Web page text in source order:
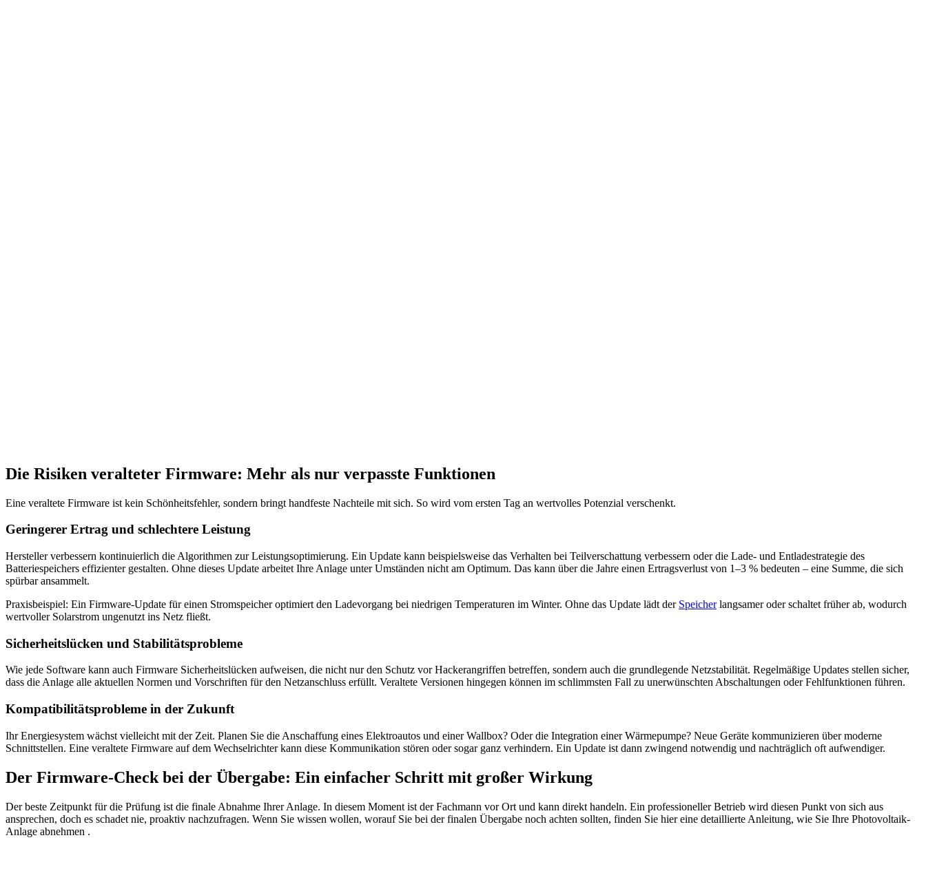
Die Risiken veralteter Firmware: Mehr als nur verpasste Funktionen
Eine veraltete Firmware ist kein Schönheitsfehler, sondern bringt handfeste Nachteile mit sich. So wird vom ersten Tag an wertvolles Potenzial verschenkt.
Geringerer Ertrag und schlechtere Leistung
Hersteller verbessern kontinuierlich die Algorithmen zur Leistungsoptimierung. Ein Update kann beispielsweise das Verhalten bei Teilverschattung verbessern oder die Lade- und Entladestrategie des
Batteriespeichers effizienter gestalten. Ohne dieses Update arbeitet Ihre Anlage unter Umständen nicht am Optimum. Das kann über die Jahre einen Ertragsverlust von 1–3 % bedeuten – eine Summe, die sich
spürbar ansammelt.
Praxisbeispiel: Ein Firmware-Update für einen Stromspeicher optimiert den Ladevorgang bei niedrigen Temperaturen im Winter. Ohne das Update lädt der Speicherlangsamer oder schaltet früher ab, wodurch
wertvoller Solarstrom ungenutzt ins Netz fließt.
Sicherheitslücken und Stabilitätsprobleme
Wie jede Software kann auch Firmware Sicherheitslücken aufweisen, die nicht nur den Schutz vor Hackerangriffen betreffen, sondern auch die grundlegende Netzstabilität. Regelmäßige Updates stellen sicher,
dass die Anlage alle aktuellen Normen und Vorschriften für den Netzanschluss erfüllt. Veraltete Versionen hingegen können im schlimmsten Fall zu unerwünschten Abschaltungen oder Fehlfunktionen führen.
Kompatibilitätsprobleme in der Zukunft
Ihr Energiesystem wächst vielleicht mit der Zeit. Planen Sie die Anschaffung eines Elektroautos und einer Wallbox? Oder die Integration einer Wärmepumpe? Neue Geräte kommunizieren über moderne
Schnittstellen. Eine veraltete Firmware auf dem Wechselrichter kann diese Kommunikation stören oder sogar ganz verhindern. Ein Update ist dann zwingend notwendig und nachträglich oft aufwendiger.
Der Firmware-Check bei der Übergabe: Ein einfacher Schritt mit großer Wirkung
Der beste Zeitpunkt für die Prüfung ist die finale Abnahme Ihrer Anlage. In diesem Moment ist der Fachmann vor Ort und kann direkt handeln. Ein professioneller Betrieb wird diesen Punkt von sich aus
ansprechen, doch es schadet nie, proaktiv nachzufragen. Wenn Sie wissen wollen, worauf Sie bei der finalen Übergabe noch achten sollten, finden Sie hier eine detaillierte Anleitung, wie Sie Ihre Photovoltaik-
Anlage abnehmen .